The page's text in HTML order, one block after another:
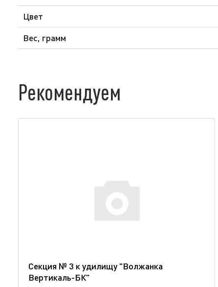
Цвет
Вес, грамм
Рекомендуем
Секция № 3 к удилищу "Волжанка
Вертикаль-БК"